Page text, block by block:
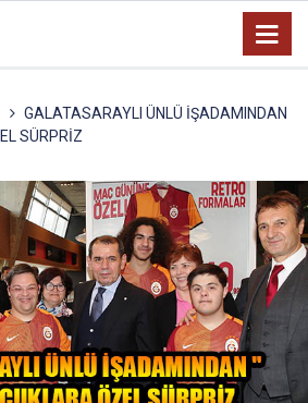
GALATASARAYLI ÜNLÜ İŞADAMINDAN
SÜRPRİZ